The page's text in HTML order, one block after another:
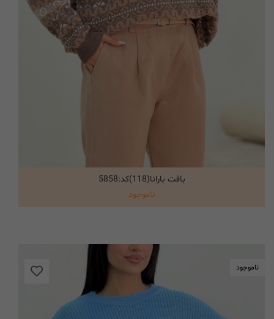
انتخاب گزینه ها
بافت بارانا(118)کد:5858
ناموجود
ناموجود